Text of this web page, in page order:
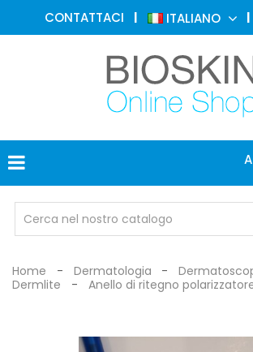
CONTATTACI ITALIANO
MEDICINA
ESTETICA
DERMATOLOGIA
FOTOTERAPIA
ELETTROMEDICALI
MEDICO
OCCHIALI
DI
Home Dermatologia
Dermlite
Anello di ritegno